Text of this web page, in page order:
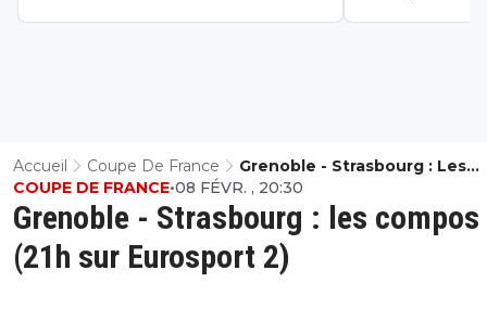
Accueil Coupe De France
Grenoble - Strasbourg : Les
Compos (21h Sur Eurosport 2)
Grenoble - Strasbourg : les compos
(21h sur Eurosport 2)
COUPE DE FRANCE•08 FÉVR. , 20:30